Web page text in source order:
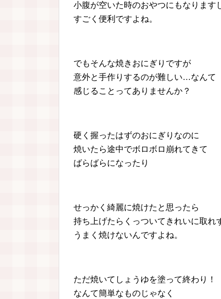
小腹が空いた時のおやつにもなります
すごく便利ですよね。
でもそんな焼きおにぎりですが
意外と手作りするのが難しい…なんて
感じることってありませんか？
硬く握ったはずのおにぎりなのに
焼いたら途中でボロボロ崩れてきて
ばらばらになったり
せっかく綺麗に焼けたと思ったら
持ち上げたらくっついてきれいに取れ
うまく焼けないんですよね。
ただ焼いてしょうゆを塗って終わり！
なんて簡単なものじゃなく